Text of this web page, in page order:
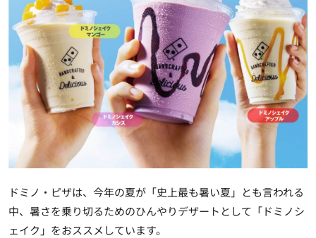
ドミノ・ピザは、今年の夏が「史上最も暑い夏」とも言われる
中、暑さを乗り切るためのひんやりデザートとして「ドミノシ
ェイク」をおススメしています。